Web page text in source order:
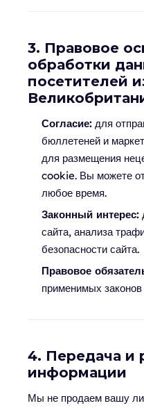
3. Правовое
обработки
посетителей
Согласие: для
бюллетеней и
для размещения
cookie. Вы можете
любое время.
Законный интерес:
сайта, анализа
безопасности сайта.
Правовое
применимых
4. Передача и
информации
Мы не продаем вашу